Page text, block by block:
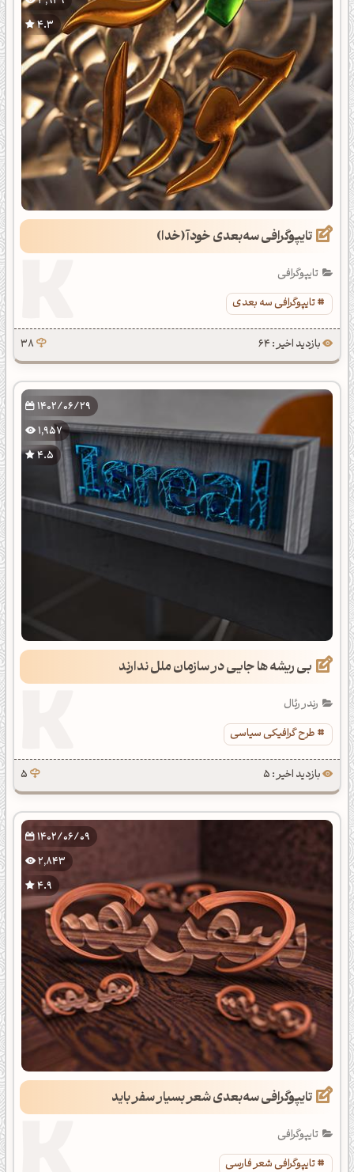
4.3
تایپوگرافی سه‌بعدی خودآ (خدا)
تایپوگرافی
تایپوگرافی سه بعدی
بازدید اخیر : 64 38
1402/06/29
1,957
4.5
بی ریشه ها جایی در سازمان ملل ندارند
رندر رئال
طرح گرافیکی سیاسی
بازدید اخیر : 5 5
1402/06/09
2,843
4.9
تایپوگرافی سه‌بعدی شعر بسیار سفر باید
تایپوگرافی
تایپوگرافی شعر فارسی